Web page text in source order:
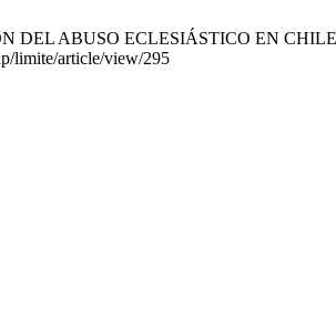
ABUSO ECLESIÁSTICO EN
limite/article/view/295